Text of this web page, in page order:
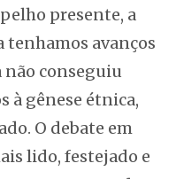
presente, a
tenhamos avanços
não conseguiu
à gênese étnica,
O debate em
lido, festejado e